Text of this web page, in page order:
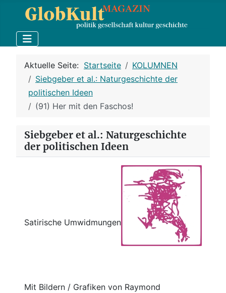
Aktuelle Seite: Startseite
KOLUMNEN
Siebgeber et al.: Naturgeschichte der
politischen Ideen
(91) Her mit den Faschos!
Siebgeber et al.: Naturgeschichte
der politischen Ideen
Satirische Umwidmungen
Mit Bildern / Grafiken von Raymond